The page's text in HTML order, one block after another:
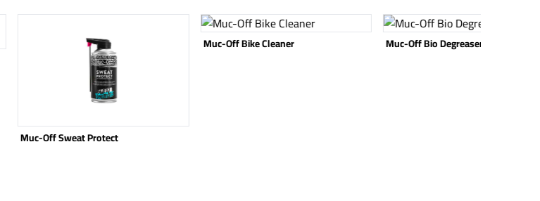
Katso tuote
Muc-Off Sweat Protect
Katso tuote
Muc-Off Bike Cleaner
Katso tuote
Muc-Off Bio Degreaser 500ml